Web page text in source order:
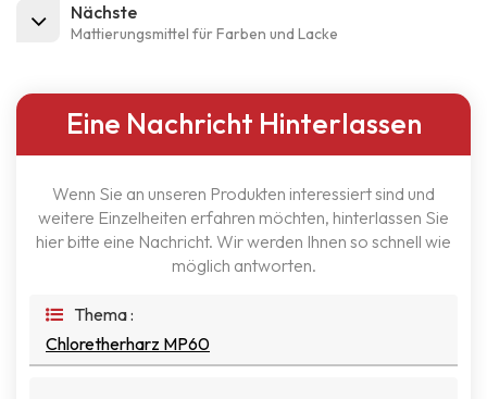
Nächste
Mattierungsmittel für Farben und Lacke
Eine Nachricht Hinterlassen
Wenn Sie an unseren Produkten interessiert sind und
weitere Einzelheiten erfahren möchten, hinterlassen Sie
hier bitte eine Nachricht. Wir werden Ihnen so schnell wie
möglich antworten.
Thema :
Chloretherharz MP60